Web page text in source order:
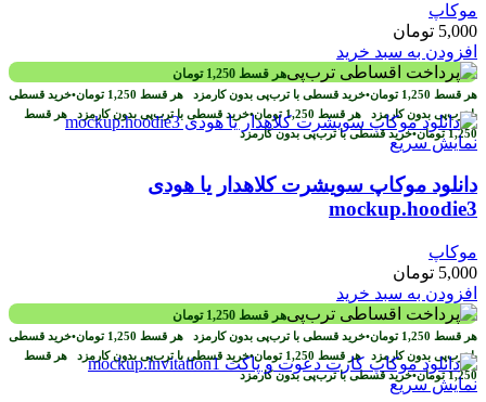
موکاپ
5,000 تومان
افزودن به سبد خرید
هر قسط 1,250 تومان
هر قسط 1,250 تومان•خرید قسطی با ترب‌پی بدون کارمزد هر قسط 1,250 تومان•خرید قسطی
با ترب‌پی بدون کارمزد هر قسط 1,250 تومان•خرید قسطی با ترب‌پی بدون کارمزد هر قسط
1,250 تومان•خرید قسطی با ترب‌پی بدون کارمزدنمایش سریع
دانلود موکاپ سویشرت کلاهدار یا هودی
mockup.hoodie3
موکاپ
5,000 تومان
افزودن به سبد خرید
هر قسط 1,250 تومان
هر قسط 1,250 تومان•خرید قسطی با ترب‌پی بدون کارمزد هر قسط 1,250 تومان•خرید قسطی
با ترب‌پی بدون کارمزدهر قسط 1,250 تومان•خرید قسطی با ترب‌پی بدون کارمزد هر قسط
1,250 تومان•خرید قسطی با ترب‌پی بدون کارمزدنمایش سریع